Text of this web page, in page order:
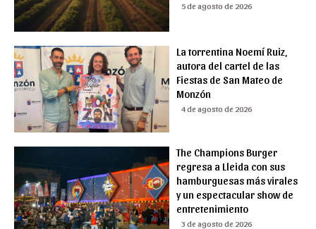
5 de agosto de 2026
La torrentina Noemí Ruiz,
autora del cartel de las
Fiestas de San Mateo de
Monzón
4 de agosto de 2026
The Champions Burger
regresa a Lleida con sus
hamburguesas más virales
y un espectacular show de
entretenimiento
3 de agosto de 2026